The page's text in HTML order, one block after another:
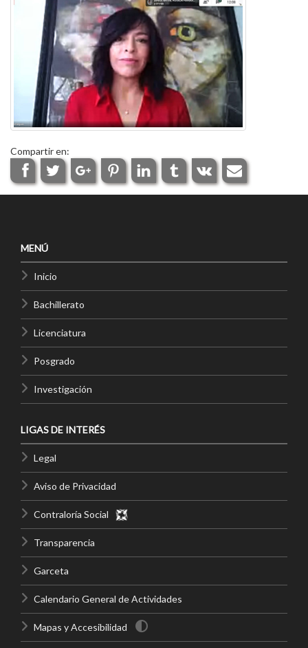
Compartir en:
MENÚ
Inicio
Bachillerato
Licenciatura
Posgrado
Investigación
LIGAS DE INTERÉS
Legal
Aviso de Privacidad
Contraloría Social
Transparencia
Garceta
Calendario General de Actividades
Mapas y Accesibilidad